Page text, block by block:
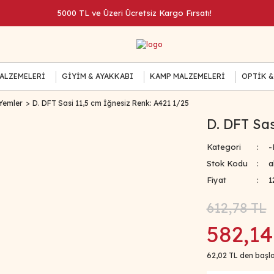
5000 TL ve Üzeri Ücretsiz Kargo Fırsatı!
GİYİM & AYAKKABI KAMP MALZEMELERİ OPTİK
D. DFT Sasi 11,5 cm İğnesiz Renk: A421 1/25
D. DFT
Kategori
-
Stok Kodu
Fiyat
612,78 TL
62,02 TL den